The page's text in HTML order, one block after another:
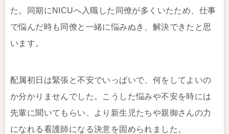
た。同期にNICUへ入職した同僚が多くいたため、仕事
で悩んだ時も同僚と一緒に悩みぬき、解決できたと思
います。
配属初日は緊張と不安でいっぱいで、何をしてよいの
か分かりませんでした。こうした悩みや不安を時には
先輩に聞いてもらい、より新生児たちや親御さんの力
になれる看護師になる決意を固められました。